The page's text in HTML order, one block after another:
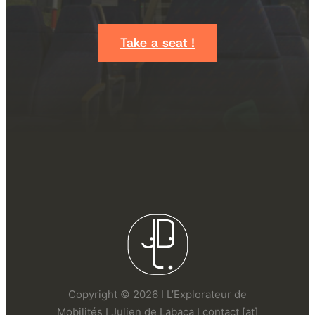
Take a seat !
Copyright © 2026 I L’Explorateur de
Mobilités I Julien de Labaca I contact [at]